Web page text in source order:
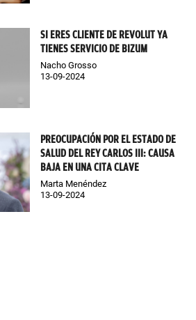
SI ERES CLIENTE DE REVOLUT YA
TIENES SERVICIO DE BIZUM
Nacho Grosso
13-09-2024
PREOCUPACIÓN POR EL ESTADO DE
SALUD DEL REY CARLOS III: CAUSA
BAJA EN UNA CITA CLAVE
Marta Menéndez
13-09-2024